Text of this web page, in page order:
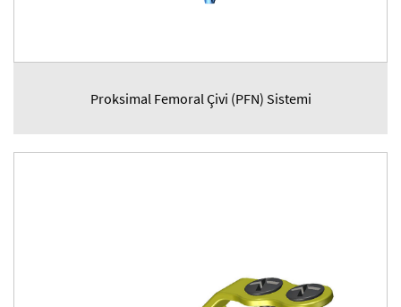
Proksimal Femoral Çivi (PFN) Sistemi